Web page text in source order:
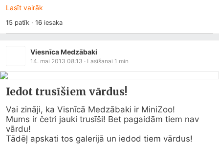
Lasīt vairāk
15patīk · 16iesaka
Viesnīca Medzābaki
14. mai 2013 08:13 · Lasīšanai 1 min
Iedot trusīšiem vārdus!
Vai zināji, ka Visnīcā Medzābaki ir MiniZoo!
Mums ir četri jauki trusīši! Bet pagaidām tiem nav
vārdu!
Tādēļ apskati tos galerijā un iedod tiem vārdus!